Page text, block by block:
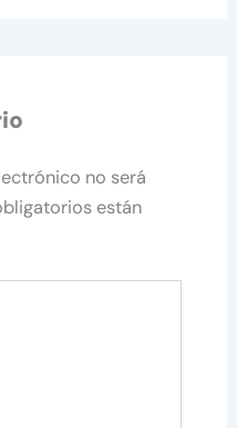
no será
están